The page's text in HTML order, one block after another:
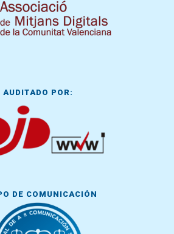
AUDITADO POR:
DE COMUNICACIÓN